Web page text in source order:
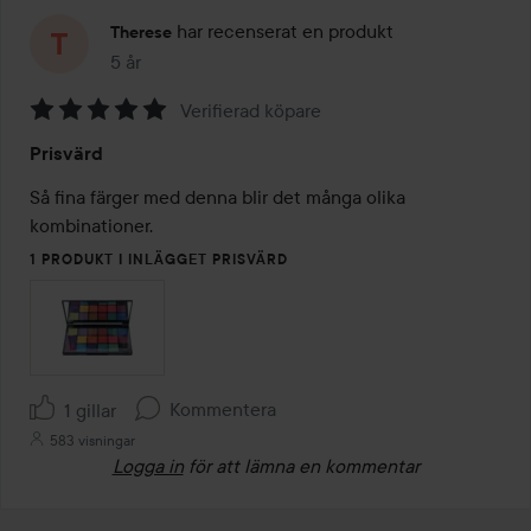
Therese har recenserat en produkt
5 år
Inlägget skapades 5 år
5
av
5
Verifierad köpare
Prisvärd
Så fina färger med denna blir det många olika
kombinationer.
1 PRODUKT I INLÄGGET PRISVÄRD
1 gillar Kommentera
583 visningar
Logga in för att lämna en kommentar